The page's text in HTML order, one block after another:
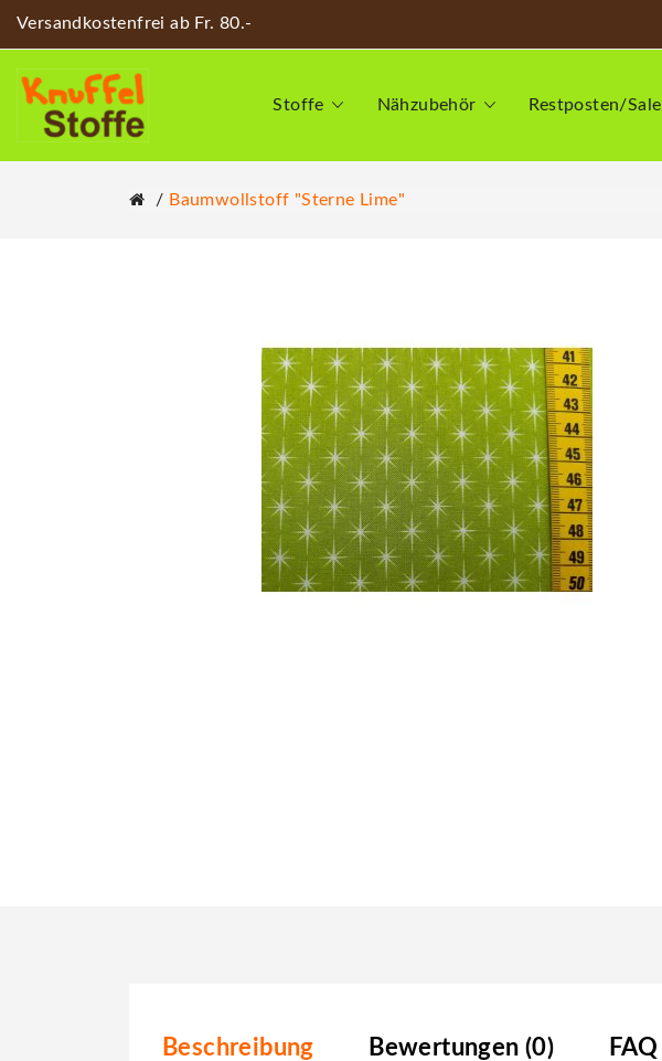
Versandkostenfrei ab Fr. 80.-
Stoffe Nähzubehör Restposten/Sale
Baumwollstoff "Sterne Lime"
Beschreibung Bewertungen (0) FAQ